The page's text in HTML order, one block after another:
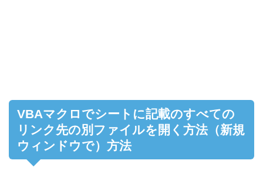
VBAマクロでシートに記載のすべての
リンク先の別ファイルを開く方法（新規
ウィンドウで）方法